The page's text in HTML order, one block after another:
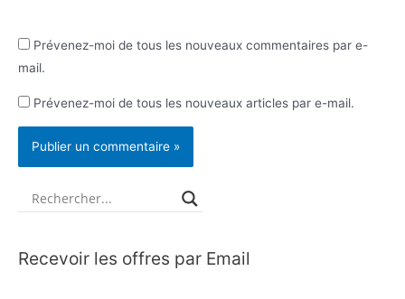
Prévenez-moi de tous les nouveaux commentaires par e-
mail.
Prévenez-moi de tous les nouveaux articles par e-mail.
Recevoir les offres par Email